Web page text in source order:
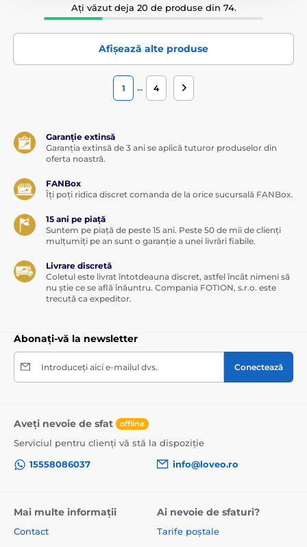
Ați văzut deja 20 de produse din 74.
Afișează alte produse
1 … 4
Garanție extinsă
Garanția extinsă de 3 ani se aplică tuturor produselor din
oferta noastră.
FANBox
Îți poți ridica discret comanda de la orice sucursală FANBox.
15 ani pe piață
Suntem pe piață de peste 15 ani. Peste 50 de mii de clienți
mulțumiți pe an sunt o garanție a unei livrări fiabile.
Livrare discretă
Coletul este livrat întotdeauna discret, astfel încât nimeni să
nu știe ce se află înăuntru. Compania FOTION, s.r.o. este
trecută ca expeditor.
Abonați-vă la newsletter
Introduceți aici e-mailul dvs. Conectează
Aveți nevoie de sfat offline
Serviciul pentru clienți vă stă la dispoziție
15558086037
info@loveo.ro
Mai multe informații
Contact
Ai nevoie de sfaturi?
Tarife poștale